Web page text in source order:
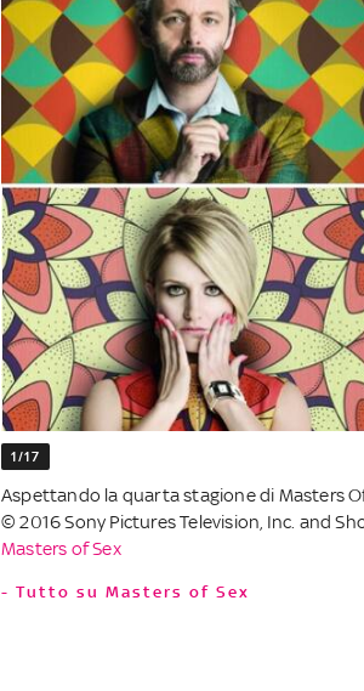
1/17
Aspettando la quarta stagione di Masters
© 2016 Sony Pictures Television, Inc. and
Masters of Sex
- Tutto su Masters of Sex